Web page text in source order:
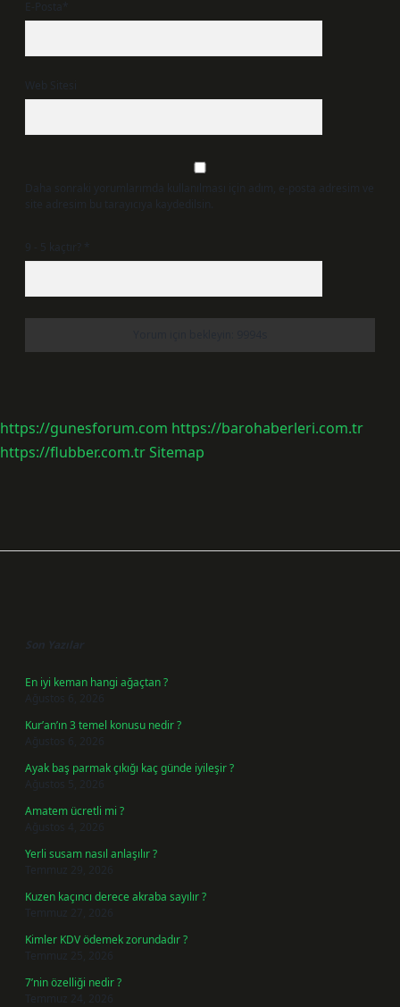
E-Posta*
Web Sitesi
Daha sonraki yorumlarımda kullanılması için adım, e-posta adresim ve
site adresim bu tarayıcıya kaydedilsin.
9 - 5 kaçtır? *
https://gunesforum.com https://barohaberleri.com.tr
https://flubber.com.trSitemap
Son Yazılar
En iyi keman hangi ağaçtan ?
Ağustos 6, 2026
Kur’an’ın 3 temel konusu nedir ?
Ağustos 6, 2026
Ayak baş parmak çıkığı kaç günde iyileşir ?
Ağustos 5, 2026
Amatem ücretli mi ?
Ağustos 4, 2026
Yerli susam nasıl anlaşılır ?
Temmuz 29, 2026
Kuzen kaçıncı derece akraba sayılır ?
Temmuz 27, 2026
Kimler KDV ödemek zorundadır ?
Temmuz 25, 2026
7’nin özelliği nedir ?
Temmuz 24, 2026